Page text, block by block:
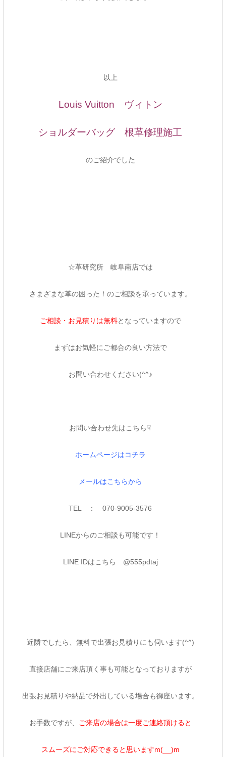
以上
Louis Vuitton ヴィトン
ショルダーバッグ 根革修理施工
のご紹介でした
☆革研究所 岐阜南店では
さまざまな革の困った！のご相談を承っています。
ご相談・お見積りは無料となっていますので
まずはお気軽にご都合の良い方法で
お問い合わせください(^^♪
お問い合わせ先はこちら☟
ホームページはコチラ
メールはこちらから
TEL ： 070-9005-3576
LINEからのご相談も可能です！
LINE IDはこちら @555pdtaj
近隣でしたら、無料で出張お見積りにも伺います(^^)
直接店舗にご来店頂く事も可能となっておりますが
出張お見積りや納品で外出している場合も御座います。
お手数ですが、 ご来店の場合は一度ご連絡頂けると
スムーズにご対応できると思いますm(__)m